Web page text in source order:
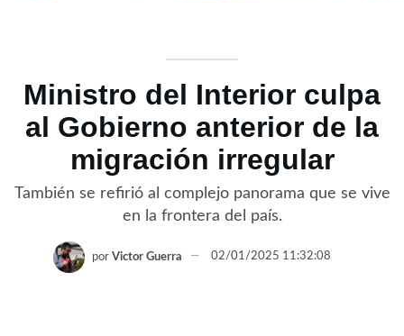
Ministro del Interior culpa
al Gobierno anterior de la
migración irregular
También se refirió al complejo panorama que se vive
en la frontera del país.
por Victor Guerra 02/01/2025 11:32:08